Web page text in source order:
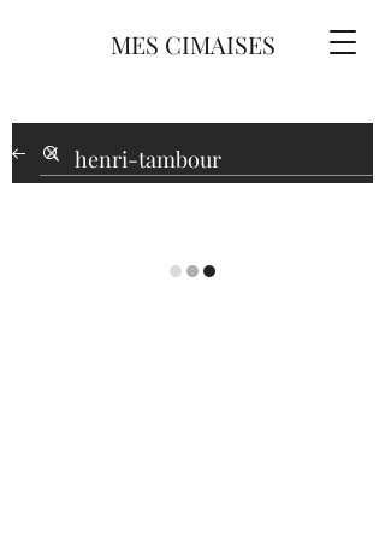
MES CIMAISES